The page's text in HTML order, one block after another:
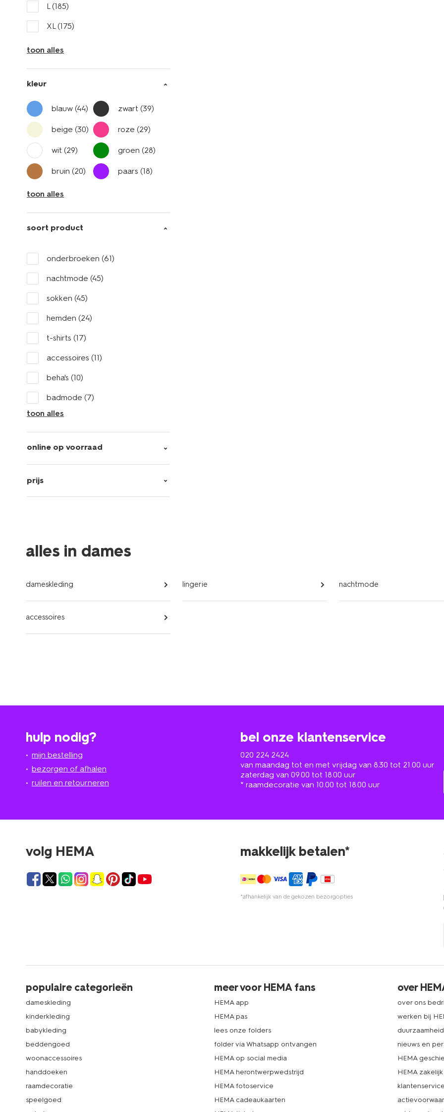
L(185)
XL(175)
toon alles
kleur
blauw (44) zwart(39)
beige (30) roze(29)
wit (29) groen(28)
bruin (20) paars(18)
toon alles
soort product
onderbroeken (61)
nachtmode (45)
sokken (45)
hemden (24)
t-shirts (17)
accessoires (11)
beha's (10)
badmode (7)
toon alles
online op voorraad
prijs
alles in dames
dameskleding lingerie nachtmode
accessoires
hulp nodig?
mijn bestelling
bezorgen of afhalen
ruilen en retourneren
bel onze klantenservice
020 224 2424
van maandag tot en met vrijdag van 8.30 tot 21.00 uur
zaterdag van 09.00 tot 18.00 uur
* raamdecoratie van 10.00 tot 18.00 uur
volg HEMA makkelijk betalen*
*afhankelijk van de gekozen bezorgopties
populaire categorieën
dameskleding
kinderkleding
babykleding
beddengoed
woonaccessoires
handdoeken
raamdecoratie
speelgoed
meer voor HEMA fans
HEMA app
HEMA pas
lees onze folders
folder via Whatsapp ontvangen
HEMA op social media
HEMA herontwerpwedstrijd
HEMA fotoservice
HEMA cadeaukaarten
over
over ons
werken bij
duurzaamheid
nieuws en
HEMA
HEMA zakelijk
klantenservice